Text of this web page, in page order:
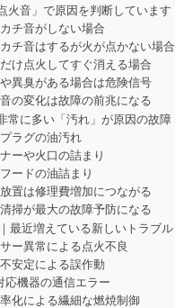
火音」で原因を判断しています
チ音がしない場合
チ音はするが火が点かない場合
け点火してすぐ消える場合
異臭がある場合は危険信号
の変化は故障の前兆になる
常に多い「汚れ」が原因の故障
ラグの油汚れ
ーや火口の詰まり
ードの油詰まり
置は修理費増加につながる
掃が最大の故障予防になる
最近増えている新しいトラブル
ー異常による点火不良
安定による誤作動
応機器の通信エラー
化による繊細な燃焼制御